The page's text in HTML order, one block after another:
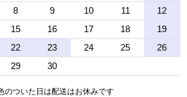
8 9 10 11
12
15 16 17 18
19
22 23 24 25
26
29 30
のついた日は配送はお休みです